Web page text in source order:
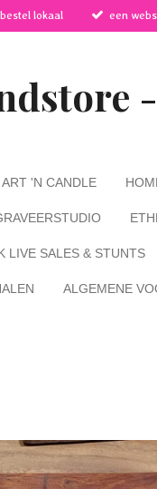
lokaal een
ART 'N CANDLE
LIVE SALES & STUNTS
ALGEMENE